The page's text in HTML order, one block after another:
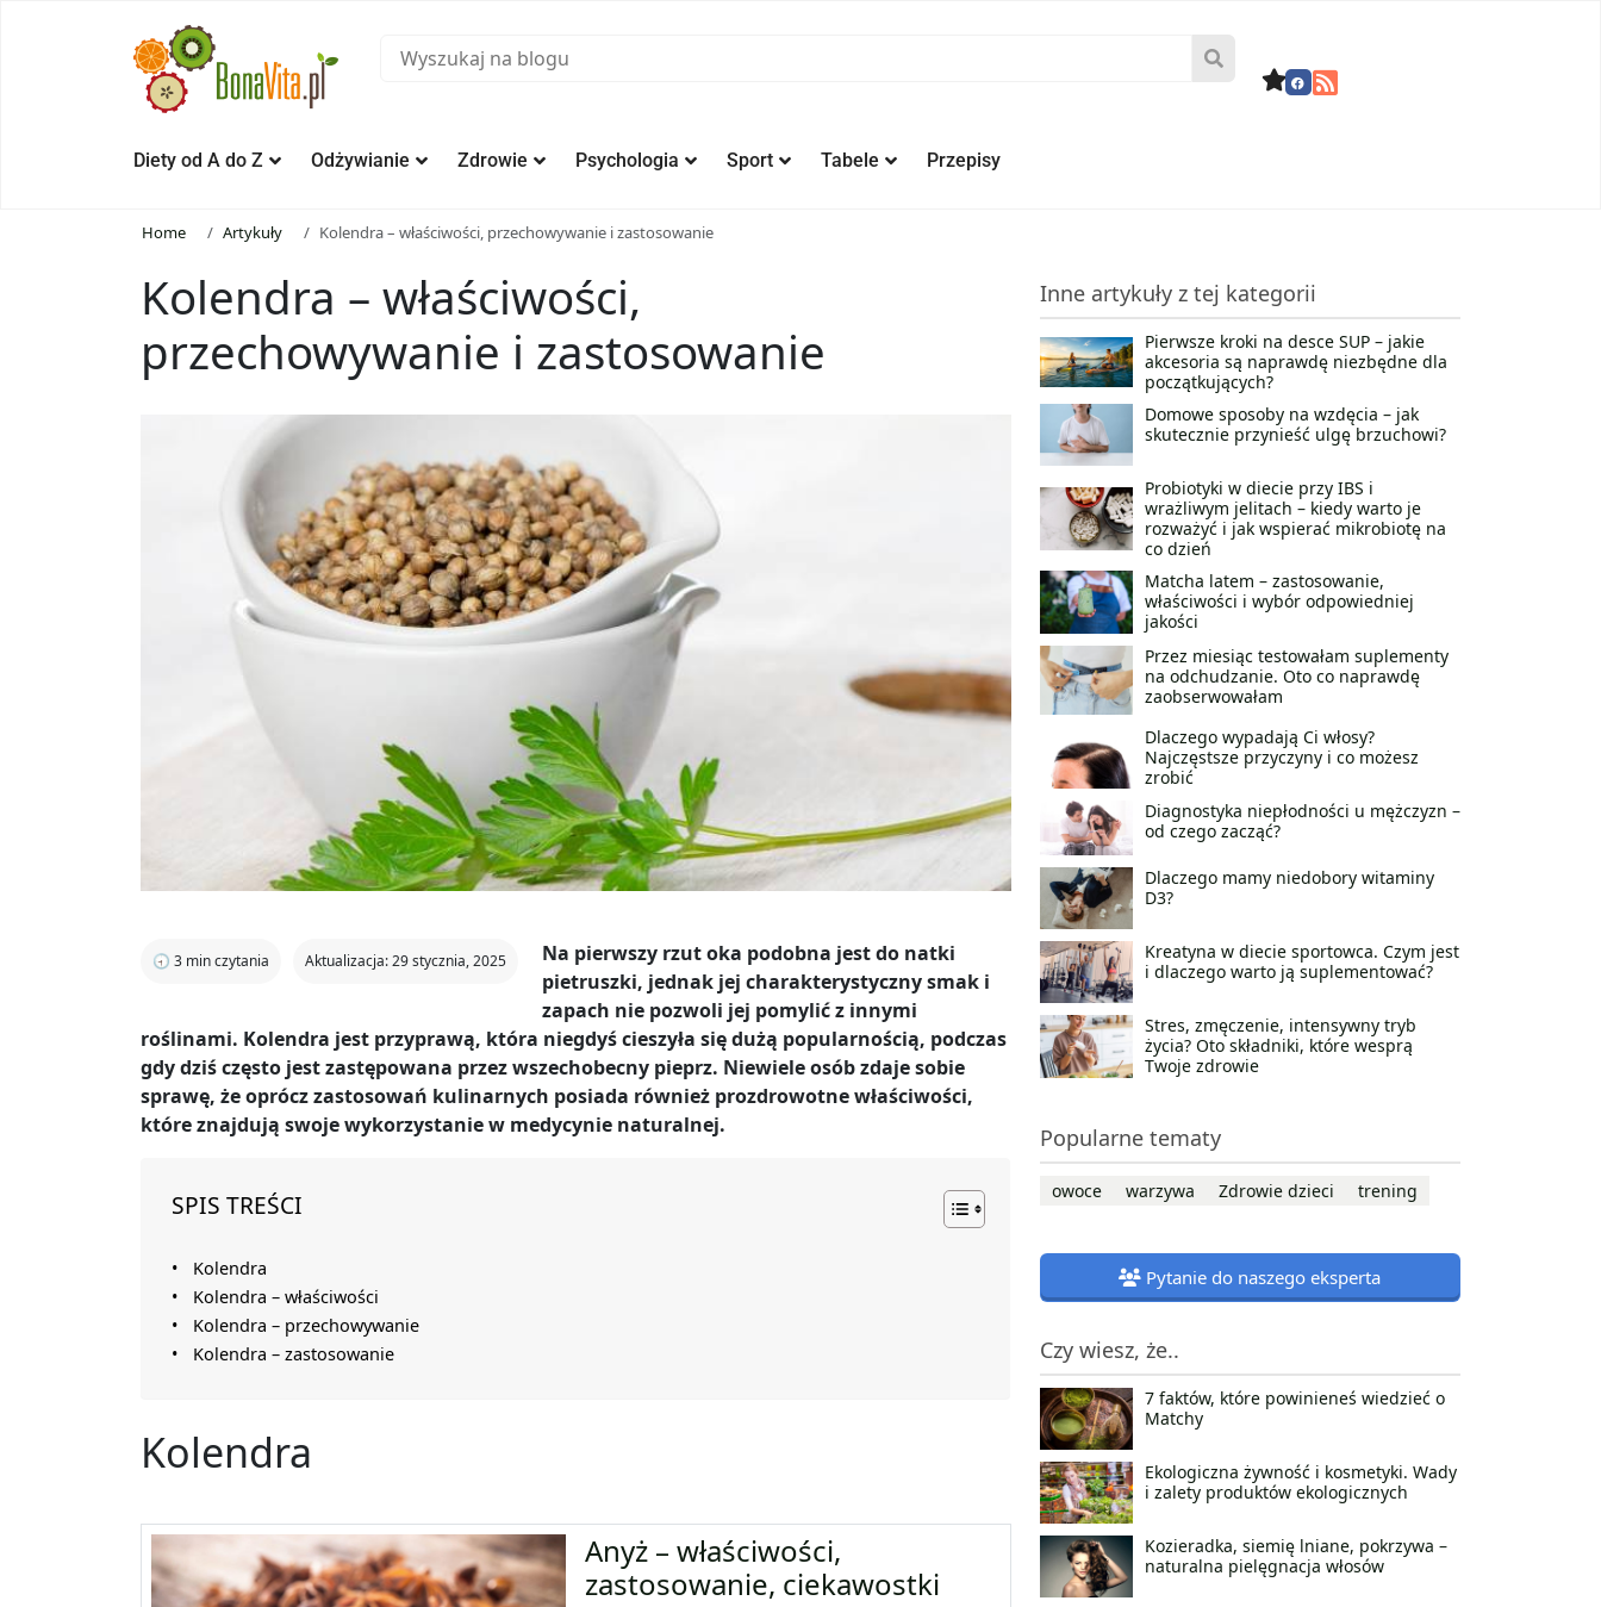
Diety od A do Z Odżywianie Zdrowie Psychologia Sport Tabele Przepisy
Home Artykuły Kolendra – właściwości, przechowywanie i zastosowanie
Kolendra – właściwości,
przechowywanie i zastosowanie
🕣 3 min czytania Aktualizacja: 29 stycznia, 2025
Na pierwszy rzut oka podobna jest do natki
pietruszki, jednak jej charakterystyczny smak i
zapach nie pozwoli jej pomylić z innymi
roślinami. Kolendra jest przyprawą, która niegdyś cieszyła się dużą popularnością, podczas
gdy dziś często jest zastępowana przez wszechobecny pieprz. Niewiele osób zdaje sobie
sprawę, że oprócz zastosowań kulinarnych posiada również prozdrowotne właściwości,
które znajdują swoje wykorzystanie w medycynie naturalnej.
SPIS TREŚCI
Kolendra
Kolendra – właściwości
Kolendra – przechowywanie
Kolendra – zastosowanie
Kolendra
Anyż – właściwości,
zastosowanie, ciekawostki
Inne artykuły z tej kategorii
Pierwsze kroki na desce SUP – jakie
akcesoria są naprawdę niezbędne dla
początkujących?
Domowe sposoby na wzdęcia – jak
skutecznie przynieść ulgę brzuchowi?
Probiotyki w diecie przy IBS i
wrażliwym jelitach – kiedy warto je
rozważyć i jak wspierać mikrobiotę na
co dzień
Matcha latem – zastosowanie,
właściwości i wybór odpowiedniej
jakości
Przez miesiąc testowałam suplementy
na odchudzanie. Oto co naprawdę
zaobserwowałam
Dlaczego wypadają Ci włosy?
Najczęstsze przyczyny i co możesz
zrobić
Diagnostyka niepłodności u mężczyzn –
od czego zacząć?
Dlaczego mamy niedobory witaminy
D3?
Kreatyna w diecie sportowca. Czym jest
i dlaczego warto ją suplementować?
Stres, zmęczenie, intensywny tryb
życia? Oto składniki, które wesprą
Twoje zdrowie
Popularne tematy
owoce warzywa Zdrowie dzieci trening
Pytanie do naszego eksperta
Czy wiesz, że..
7 faktów, które powinieneś wiedzieć o
Matchy
Ekologiczna żywność i kosmetyki. Wady
i zalety produktów ekologicznych
Kozieradka, siemię lniane, pokrzywa –
naturalna pielęgnacja włosów